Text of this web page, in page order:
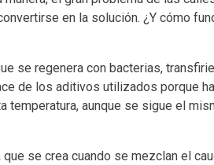
en la solución. ¿Y cómo
se regenera con bacterias,
de los aditivos utilizados porque
temperatura, aunque se sigue el
se crea cuando se mezclan el